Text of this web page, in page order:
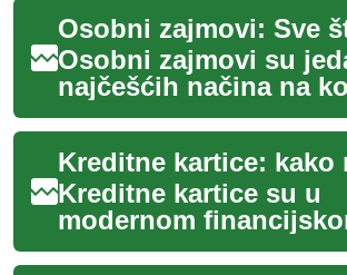
Osobni zajmovi su
najčešćih načina na
posuđuju novac za
životne potrebe. Bilo
trebat...
Kreditne kartice su u
modernom
životu čest alat za